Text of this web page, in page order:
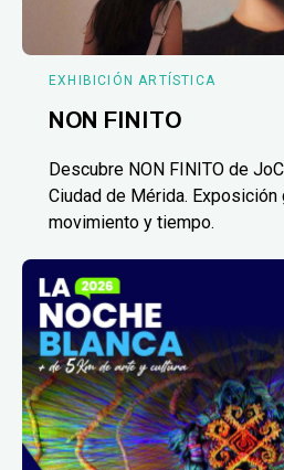
EXHIBICIÓN ARTÍSTICA
NON FINITO
Descubre NON FINITO de
Ciudad de Mérida.
movimiento y tiempo.